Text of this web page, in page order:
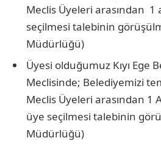
Meclis Üyeleri arasından 1
seçilmesi talebinin
Müdürlüğü)
Üyesi olduğumuz Kıyı Ege
Meclisinde; Belediyemizi
Meclis Üyeleri arasından 1
üye seçilmesi talebinin
Müdürlüğü)